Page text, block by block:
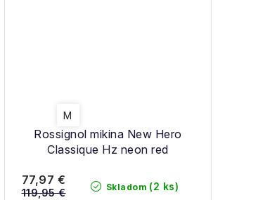
Rossignol mikina New Hero
Classique Hz neon red
M
Skladom (2 ks)
77,97 €
119,95 €